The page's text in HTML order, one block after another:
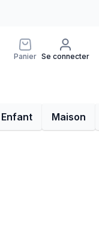
Panier Se connecter
Enfant Maison